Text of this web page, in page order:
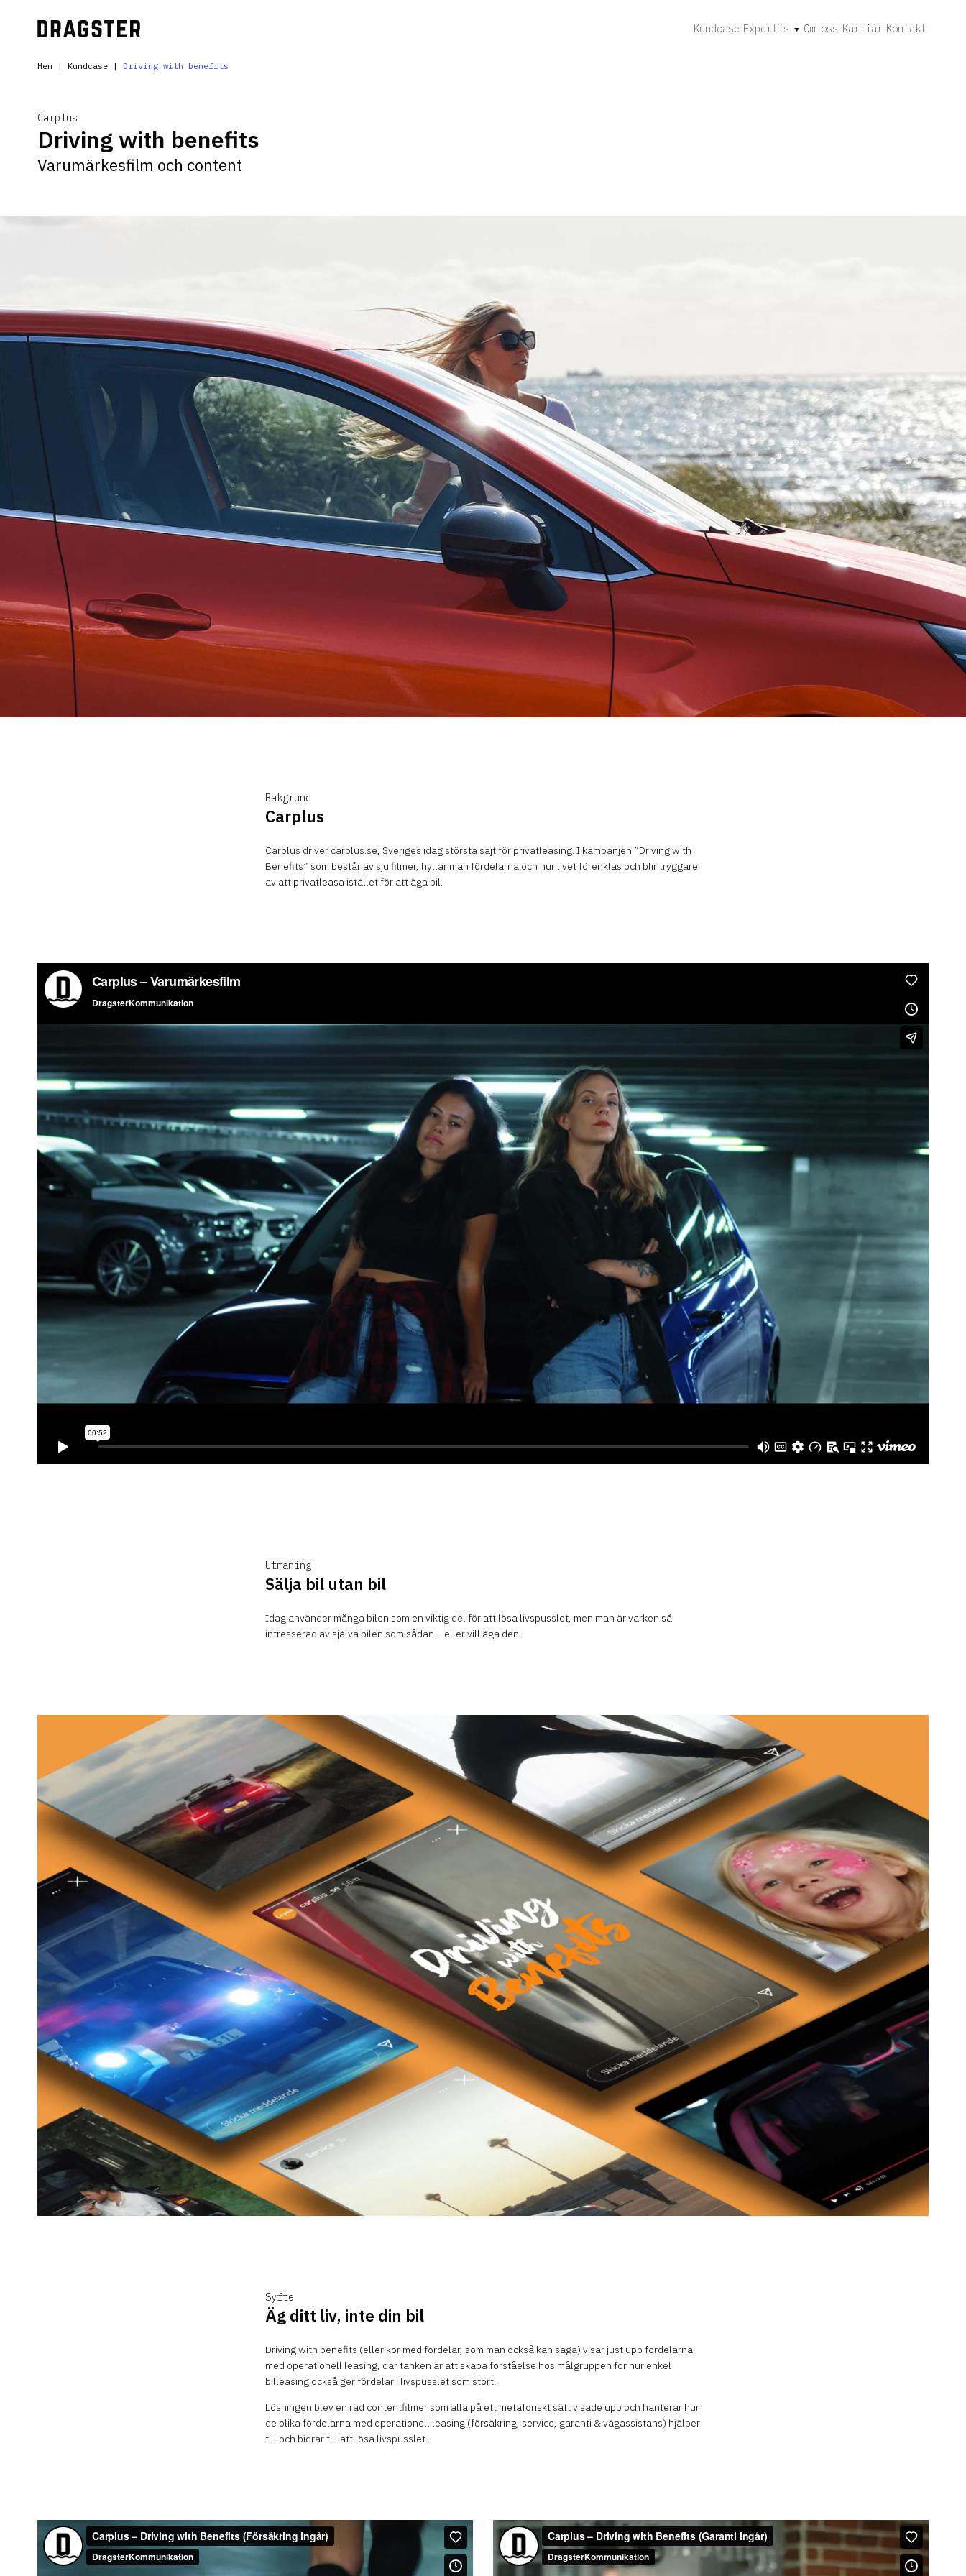
Kundcase Expertis Om oss Karriär Kontakt
Hem | Kundcase | Driving with benefits
Carplus
Driving with benefits
Varumärkesfilm och content
Bakgrund
Carplus
Carplus driver carplus.se, Sveriges idag största sajt för privatleasing. I kampanjen ”Driving with
Benefits” som består av sju filmer, hyllar man fördelarna och hur livet förenklas och blir tryggare
av att privatleasa istället för att äga bil.
Utmaning
Sälja bil utan bil
Idag använder många bilen som en viktig del för att lösa livspusslet, men man är varken så
intresserad av själva bilen som sådan – eller vill äga den.
Syfte
Äg ditt liv, inte din bil
Driving with benefits (eller kör med fördelar, som man också kan säga) visar just upp fördelarna
med operationell leasing, där tanken är att skapa förståelse hos målgruppen för hur enkel
billeasing också ger fördelar i livspusslet som stort.
Lösningen blev en rad contentfilmer som alla på ett metaforiskt sätt visade upp och hanterar hur
de olika fördelarna med operationell leasing (försäkring, service, garanti & vägassistans) hjälper
till och bidrar till att lösa livspusslet.